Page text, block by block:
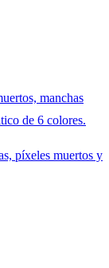
manchas
de 6 colores.
píxeles muertos y